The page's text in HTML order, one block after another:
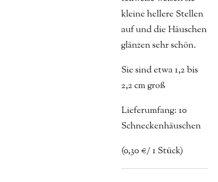
kleine hellere Stellen
auf und die Häuschen
glänzen sehr schön.
Sie sind etwa 1,2 bis
2,2 cm groß
Lieferumfang: 10
Schneckenhäuschen
(0,30 €/ 1 Stück)